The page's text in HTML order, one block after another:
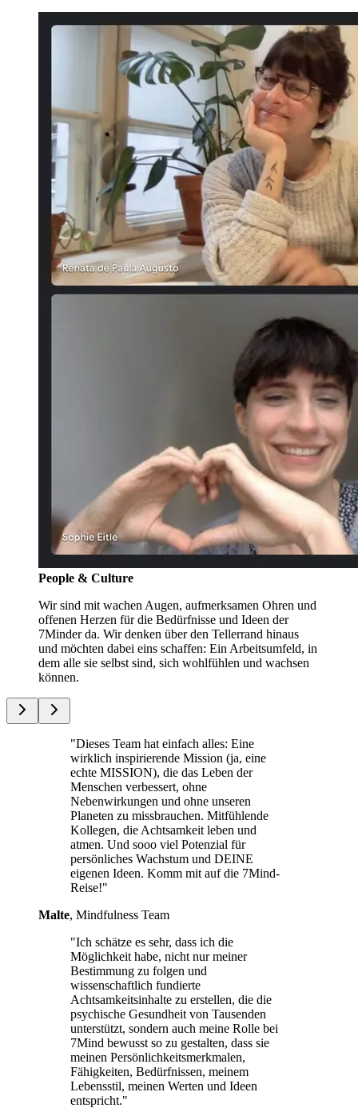
People & Culture
Wir sind mit wachen Augen, aufmerksamen Ohren und
offenen Herzen für die Bedürfnisse und Ideen der
7Minder da. Wir denken über den Tellerrand hinaus
und möchten dabei eins schaffen: Ein Arbeitsumfeld, in
dem alle sie selbst sind, sich wohlfühlen und wachsen
können.
"Dieses Team hat einfach alles: Eine
wirklich inspirierende Mission (ja, eine
echte MISSION), die das Leben der
Menschen verbessert, ohne
Nebenwirkungen und ohne unseren
Planeten zu missbrauchen. Mitfühlende
Kollegen, die Achtsamkeit leben und
atmen. Und sooo viel Potenzial für
persönliches Wachstum und DEINE
eigenen Ideen. Komm mit auf die 7Mind-
Reise!"
Malte, Mindfulness Team
"Ich schätze es sehr, dass ich die
Möglichkeit habe, nicht nur meiner
Bestimmung zu folgen und
wissenschaftlich fundierte
Achtsamkeitsinhalte zu erstellen, die die
psychische Gesundheit von Tausenden
unterstützt, sondern auch meine Rolle bei
7Mind bewusst so zu gestalten, dass sie
meinen Persönlichkeitsmerkmalen,
Fähigkeiten, Bedürfnissen, meinem
Lebensstil, meinen Werten und Ideen
entspricht."